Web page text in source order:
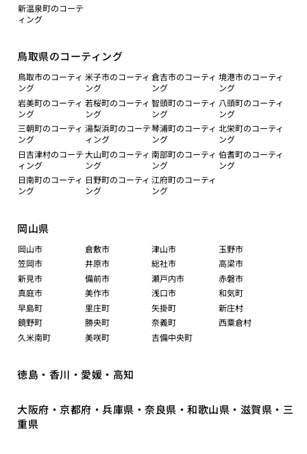
新温泉町のコーテ
ィング
鳥取県のコーティング
鳥取市のコーティ
ング
米子市のコーティ
ング
倉吉市のコーティ
ング
境港市のコーティ
ング
岩美町のコーティ
ング
若桜町のコーティ
ング
智頭町のコーティ
ング
八頭町のコーティ
ング
三朝町のコーティ
ング
湯梨浜町のコーテ
ィング
琴浦町のコーティ
ング
北栄町のコーティ
ング
日吉津村のコーテ
ィング
大山町のコーティ
ング
南部町のコーティ
ング
伯耆町のコーティ
ング
日南町のコーティ
ング
日野町のコーティ
ング
江府町のコーティ
ング
岡山県
岡山市 倉敷市 津山市
玉野市
笠岡市
井原市 総社市
高梁市
新見市
備前市 瀬戸内市
赤磐市
真庭市
美作市 浅口市
和気町
早島町
里庄町 矢掛町
新庄村
鏡野町
勝央町 奈義町
西粟倉村
久米南町
美咲町 吉備中央町
徳島・香川・愛媛・高知
大阪府・京都府・兵庫県・奈良県・和歌山県・滋賀県・三
重県